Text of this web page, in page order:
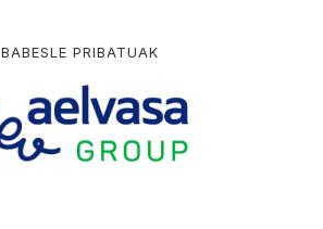
BABESLE PRIBATUAK